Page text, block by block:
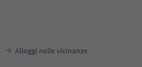
Alloggi nelle vicinanze